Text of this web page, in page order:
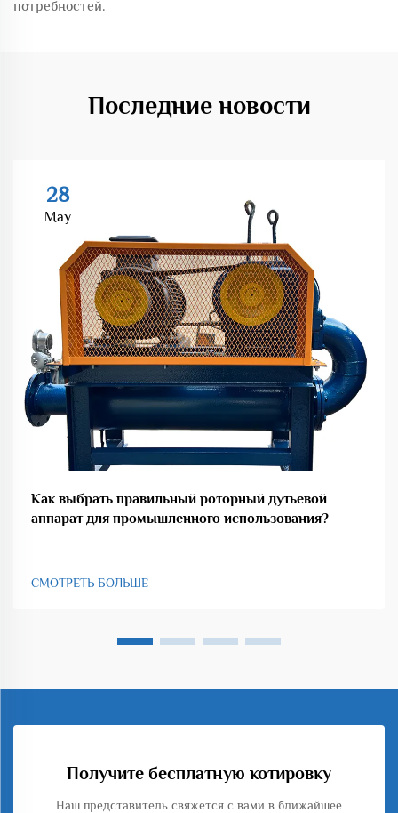
потребностей.
Последние новости
28
May
Как выбрать правильный роторный дутьевой
аппарат для промышленного использования?
СМОТРЕТЬ БОЛЬШЕ
Получите бесплатную котировку
Наш представитель свяжется с вами в ближайшее